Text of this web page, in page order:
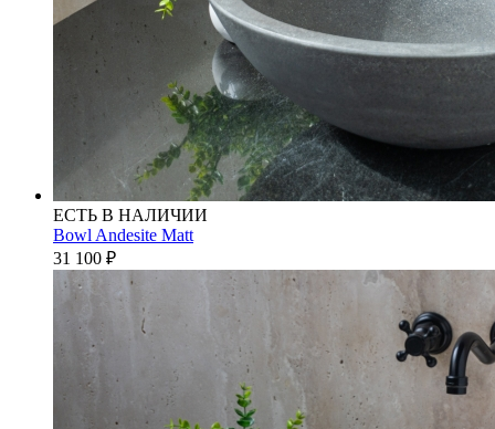
ЕСТЬ В НАЛИЧИИ
Bowl Andesite Matt
31 100 ₽